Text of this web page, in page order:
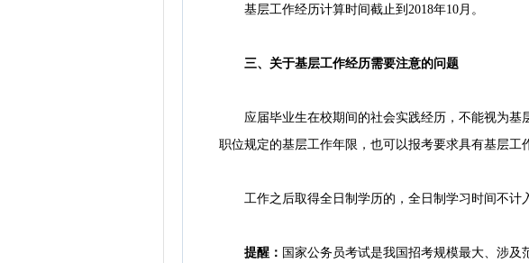
基层工作经历计算时间截止到2018年10月。
三、关于基层工作经历需要注意的问题
应届毕业生在校期间的社会实践经历，不能视为基
职位规定的基层工作年限，也可以报考要求具有基层工
工作之后取得全日制学历的，全日制学习时间不计
提醒： 国家公务员考试是我国招考规模最大、涉